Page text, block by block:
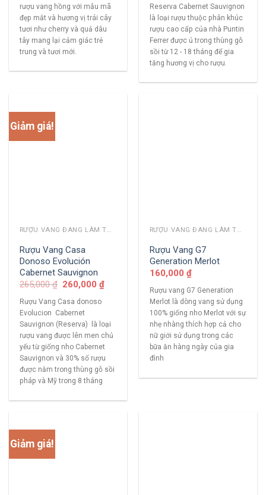
rượu vang hồng với mẫu mã
đẹp mắt và hương vị trái cây
tươi như cherry và quả dâu
tây mang lại cảm giác trẻ
trung và tươi mới.
Reserva Cabernet Sauvignon
là loại rượu thuộc phân khúc
rượu cao cấp của nhà Puntin
Ferrer được ủ trong thùng gỗ
sồi từ 12 - 18 tháng để gia
tăng hương vị cho rượu.
Giảm giá!
RƯỢU VANG ĐANG LÀM THỊ TRƯỜNG
Rượu Vang Casa
Donoso Evolución
Cabernet Sauvignon
265,000₫ 260,000₫
Rượu Vang Casa donoso
Evolucion Cabernet
Sauvignon (Reserva) là loại
rượu vang được lên men chủ
yếu từ giống nho Cabernet
Sauvignon và 30% số rượu
được nằm trong thùng gỗ sồi
pháp và Mỹ trong 8 tháng
RƯỢU VANG ĐANG LÀM THỊ TRƯỜNG
Rượu Vang G7
Generation Merlot
160,000 ₫
Rượu vang G7 Generation
Merlot là dòng vang sử dụng
100% giống nho Merlot với sự
nhẹ nhàng thích hợp cả cho
nữ giới sử dụng trong các
bữa ăn hàng ngày của gia
đình
Giảm giá!